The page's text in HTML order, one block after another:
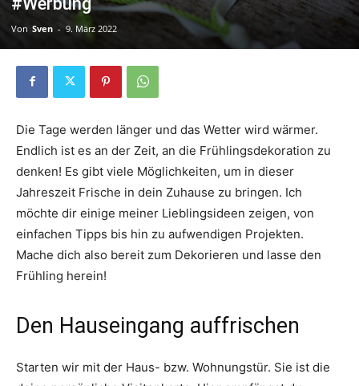
Von Sven - 9. März 2022
Die Tage werden länger und das Wetter wird wärmer.
Endlich ist es an der Zeit, an die Frühlingsdekoration zu
denken! Es gibt viele Möglichkeiten, um in dieser
Jahreszeit Frische in dein Zuhause zu bringen. Ich
möchte dir einige meiner Lieblingsideen zeigen, von
einfachen Tipps bis hin zu aufwendigen Projekten.
Mache dich also bereit zum Dekorieren und lasse den
Frühling herein!
Den Hauseingang auffrischen
Starten wir mit der Haus- bzw. Wohnungstür. Sie ist die